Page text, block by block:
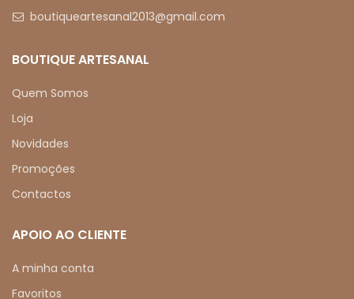
boutiqueartesanal2013@gmail.com
BOUTIQUE ARTESANAL
Quem Somos
Loja
Novidades
Promoções
Contactos
APOIO AO CLIENTE
A minha conta
Favoritos